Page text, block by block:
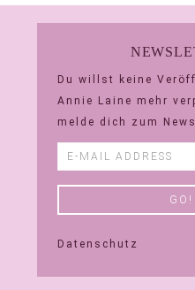
Du willst keine
Annie Laine mehr
melde dich zum
Datenschutz